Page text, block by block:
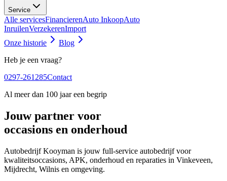
Service
Alle servicesFinancierenAuto InkoopAuto
InruilenVerzekerenImport
Onze historie
Blog
Heb je een vraag?
0297-261285Contact
Al meer dan 100 jaar een begrip
Jouw partner voor
occasions en onderhoud
Autobedrijf Kooyman is jouw full-service autobedrijf voor
kwaliteitsoccasions, APK, onderhoud en reparaties in Vinkeveen,
Mijdrecht, Wilnis en omgeving.